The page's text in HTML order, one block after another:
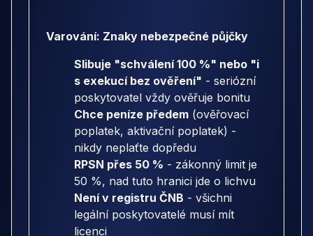
Varování: Znaky nebezpečné půjčky
Slibuje "schválení 100 %" nebo "i
s exekucí bez ověření" - seriózní
poskytovatel vždy ověřuje bonitu
Chce peníze předem (ověřovací
poplatek, aktivační poplatek) -
nikdy neplaťte dopředu
RPSN přes 50 % - zákonný limit je
50 %, nad tuto hranici jde o lichvu
Není v registru ČNB - všichni
legální poskytovatelé musí mít
licenci